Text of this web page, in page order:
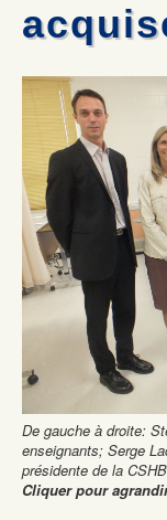
La formation
une formule
trouver un
Les
Olympiades de
représentera
De gauche à droite:
enseignants; Serge
présidente de la
Cliquer pour